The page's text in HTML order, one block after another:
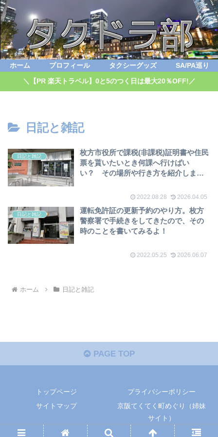
ホーム プロフィール タクシーグッズ SA/PA巡り
＼【PR 楽天トラベル】0と5のつく日は最大20％OFF!／
日記と雑記
日記と雑記
枚方市役所で課税(非課税)証明書や住民
票を貰いたいとき何課へ行けばい
い？ その場所や行き方を紹介しま
2022.08.28 2026.04.05
日記と雑記
運転免許証の更新予約のやり方。枚方
警察署で手続きをしてきたので、その
時のことを書いてみるよ！
2022.05.25 2026.06.07
ホーム 日記と雑記
PAGE TOP
トップページ
プライバシーポリシー
サイトマップ
京阪てくてく町めぐり（姉妹
サイト）
Copyright © タクドラ部 All Rights Reserved.